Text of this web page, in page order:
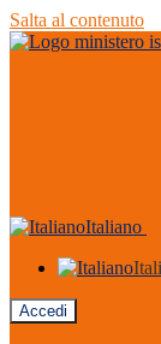
Salta al contenuto
Italiano
Accedi